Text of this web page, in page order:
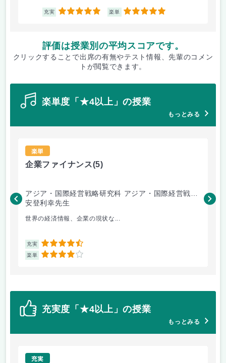
充実 5 楽単 5
評価は授業別の平均スコアです。
クリックすることで出席の有無やテスト情報、先輩のコメン
トが閲覧できます。
楽単度「★4以上」の授業
もっとみる
楽単
企業ファイナンス(5)
アジア・国際経営戦略研究科 アジア・国際経営戦略
専攻
安登利幸先生
世界の経済情報、企業の現状な...
充実 4.5
楽単 4
専
三
充実度「★4以上」の授業
もっとみる
充実